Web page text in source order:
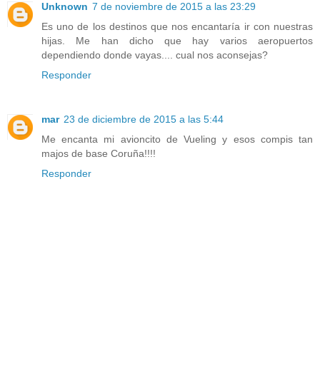
Unknown 7 de noviembre de 2015 a las 23:29
Es uno de los destinos que nos encantaría ir con nuestras
hijas. Me han dicho que hay varios aeropuertos
dependiendo donde vayas.... cual nos aconsejas?
Responder
mar 23 de diciembre de 2015 a las 5:44
Me encanta mi avioncito de Vueling y esos compis tan
majos de base Coruña!!!!
Responder